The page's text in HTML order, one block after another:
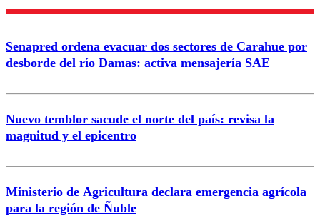
Enviar comentario
Senapred ordena evacuar dos sectores de Carahue por
desborde del río Damas: activa mensajería SAE
Nuevo temblor sacude el norte del país: revisa la
magnitud y el epicentro
Ministerio de Agricultura declara emergencia agrícola
para la región de Ñuble